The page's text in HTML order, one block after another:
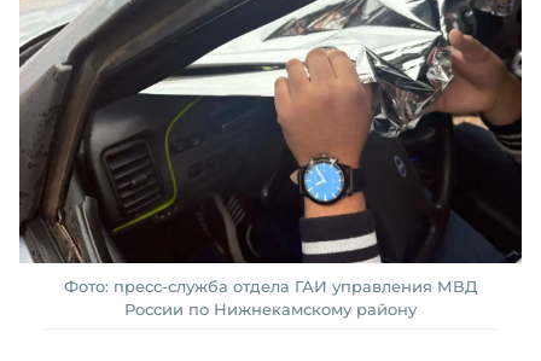
Фото: пресс-служба отдела ГАИ управления МВД
России по Нижнекамскому району